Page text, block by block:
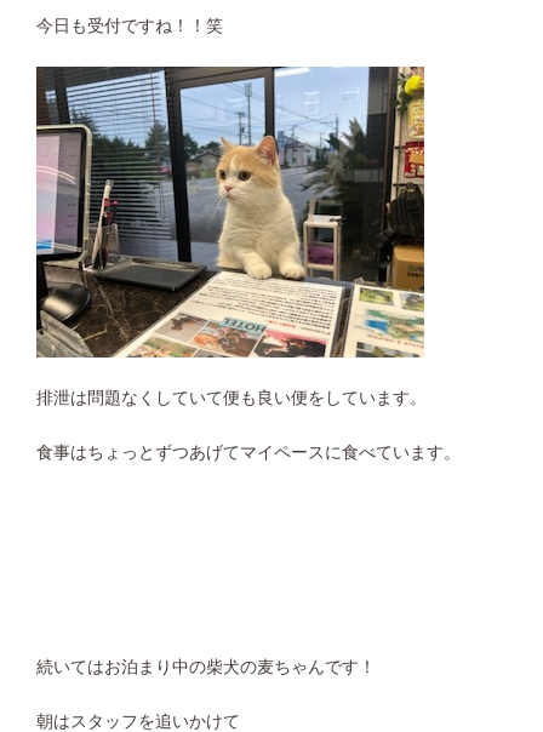
今日も受付ですね！！笑
排泄は問題なくしていて便も良い便をしています。
食事はちょっとずつあげてマイペースに食べています。
続いてはお泊まり中の柴犬の麦ちゃんです！
朝はスタッフを追いかけて